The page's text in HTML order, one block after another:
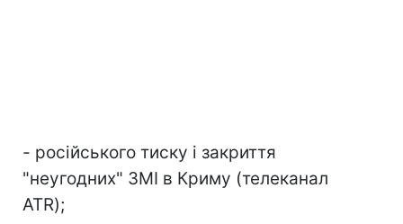
- російського тиску і закриття
"неугодних" ЗМІ в Криму (телеканал
ATR);